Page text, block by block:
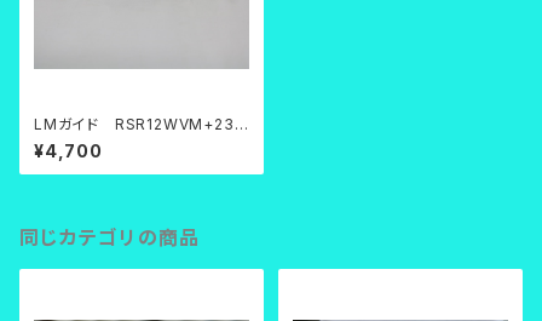
LMガイド RSR12WVM+230
LM
¥4,700
同じカテゴリの商品